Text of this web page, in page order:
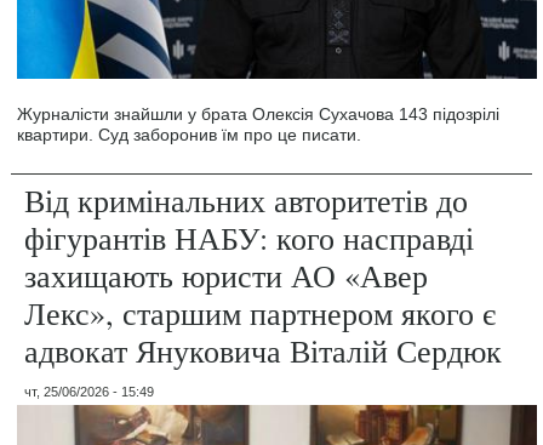
Журналісти знайшли у брата Олексія Сухачова 143 підозрілі
квартири. Суд заборонив їм про це писати.
Від кримінальних авторитетів до
фігурантів НАБУ: кого насправді
захищають юристи АО «Авер
Лекс», старшим партнером якого є
адвокат Януковича Віталій Сердюк
чт, 25/06/2026 - 15:49